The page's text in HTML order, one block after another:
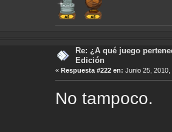
Re: ¿A qué juego
Edición
«Respuesta #222 en: Junio 25,
No tampoco.